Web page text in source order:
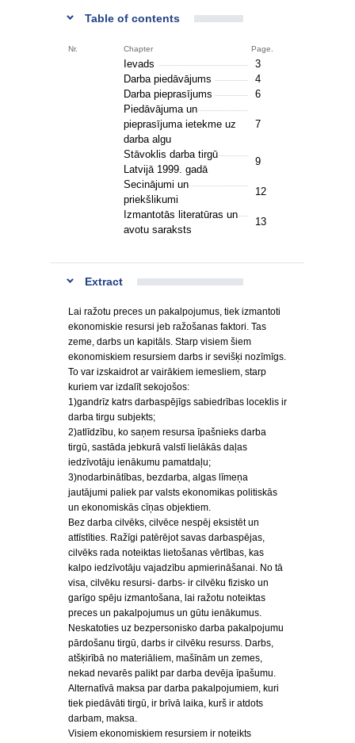
Table of contents
Nr. Chapter Page.
Ievads
3
Darba piedāvājums
4
Darba pieprasījums
6
Piedāvājuma un
pieprasījuma ietekme uz
darba algu
7
Stāvoklis darba tirgū
Latvijā 1999. gadā
9
Secinājumi un
priekšlikumi
12
Izmantotās literatūras un
avotu saraksts
13
Extract
Lai ražotu preces un pakalpojumus, tiek izmantoti
ekonomiskie resursi jeb ražošanas faktori. Tas
zeme, darbs un kapitāls. Starp visiem šiem
ekonomiskiem resursiem darbs ir sevišķi nozīmīgs.
To var izskaidrot ar vairākiem iemesliem, starp
kuriem var izdalīt sekojošos:
1)gandrīz katrs darbaspējīgs sabiedrības loceklis ir
darba tirgu subjekts;
2)atlīdzību, ko saņem resursa īpašnieks darba
tirgū, sastāda jebkurā valstī lielākās daļas
iedzīvotāju ienākumu pamatdaļu;
3)nodarbinātības, bezdarba, algas līmeņa
jautājumi paliek par valsts ekonomikas politiskās
un ekonomiskās cīņas objektiem.
Bez darba cilvēks, cilvēce nespēj eksistēt un
attīstīties. Ražīgi patērējot savas darbaspējas,
cilvēks rada noteiktas lietošanas vērtības, kas
kalpo iedzīvotāju vajadzību apmierināšanai. No tā
visa, cilvēku resursi- darbs- ir cilvēku fizisko un
garīgo spēju izmantošana, lai ražotu noteiktas
preces un pakalpojumus un gūtu ienākumus.
Neskatoties uz bezpersonisko darba pakalpojumu
pārdošanu tirgū, darbs ir cilvēku resurss. Darbs,
atšķirībā no materiāliem, mašīnām un zemes,
nekad nevarēs palikt par darba devēja īpašumu.
Alternatīvā maksa par darba pakalpojumiem, kuri
tiek piedāvāti tirgū, ir brīvā laika, kurš ir atdots
darbam, maksa.
Visiem ekonomiskiem resursiem ir noteikts